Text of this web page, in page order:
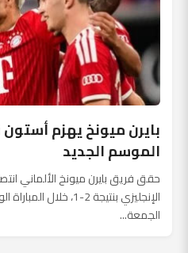
بايرن ميونخ يهزم أستون
الموسم الجديد
حقق فريق بايرن ميونخ الألماني
الإنجليزي بنتيجة 2-1،
الجمعة...